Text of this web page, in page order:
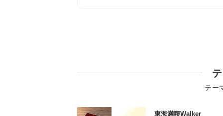
テー
東海満喫Walker